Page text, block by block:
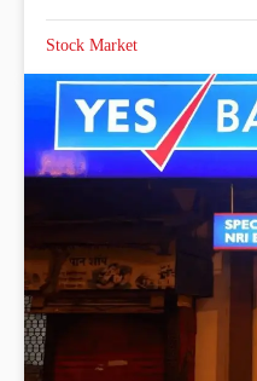
Stock Market